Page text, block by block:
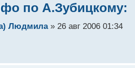
по А.Зубицкому:
Людмила» 26 авг 2006 01:34